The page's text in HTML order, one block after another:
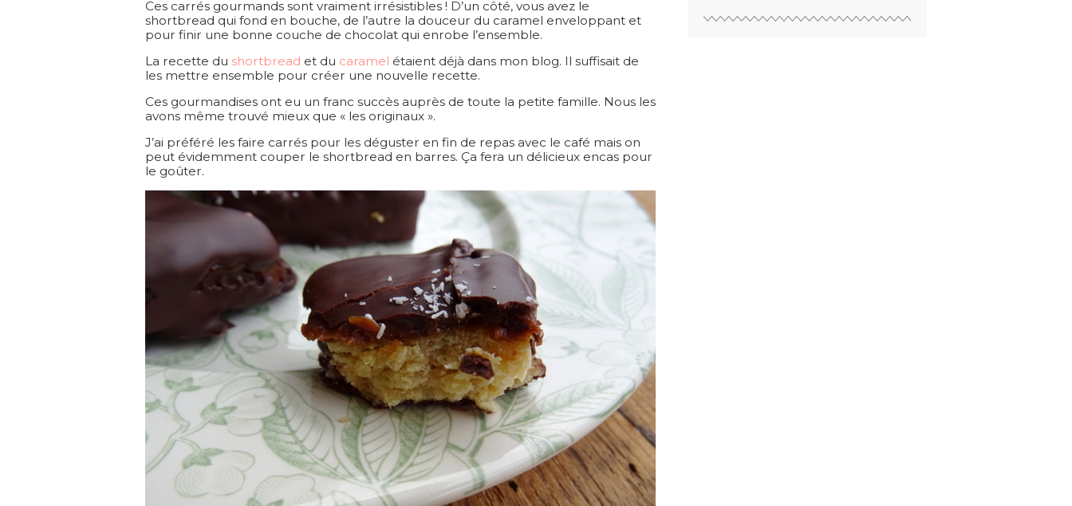
Ces carrés gourmands sont vraiment irrésistibles ! D’un côté, vous avez le
shortbread qui fond en bouche, de l’autre la douceur du caramel enveloppant et
pour finir une bonne couche de chocolat qui enrobe l’ensemble.
La recette du shortbread et du caramel étaient déjà dans mon blog. Il suffisait de
les mettre ensemble pour créer une nouvelle recette.
Ces gourmandises ont eu un franc succès auprès de toute la petite famille. Nous les
avons même trouvé mieux que « les originaux ».
J’ai préféré les faire carrés pour les déguster en fin de repas avec le café mais on
peut évidemment couper le shortbread en barres. Ça fera un délicieux encas pour
le goûter.